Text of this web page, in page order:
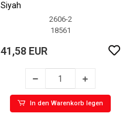
Siyah
2606-2
18561
41,58 EUR
In den Warenkorb legen